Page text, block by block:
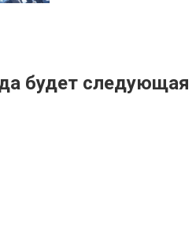
будет следующая